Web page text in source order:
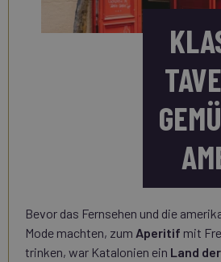
Bevor das Fernsehen und die
Mode machten, zum Aperitif mit
trinken, war Katalonien ein Land